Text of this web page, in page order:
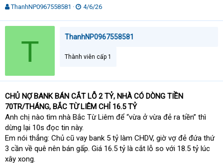
T
r
a
t
e
r
ThanhNP0967558581
N
y
4/6/26
T ThanhNP0967558581
Thành viên cấp 1
CHỦ NỢ BANK BÁN CẮT LỖ 2 TỶ, NHÀ CÓ DÒNG TIỀN
70TR/THÁNG, BẮC TỪ LIÊM CHỈ 16.5 TỶ
Anh chị nào tìm nhà Bắc Từ Liêm để “vừa ở vừa đẻ ra tiền” thì
dừng lại 10s đọc tin này.
Em nói thẳng: Chủ cũ vay bank 5 tỷ làm CHDV, giờ vợ đẻ đứa thứ
3 cần về quê nên bán gấp. Giá 16.5 tỷ là cắt lỗ so với 18.5 tỷ lúc
xây xong.